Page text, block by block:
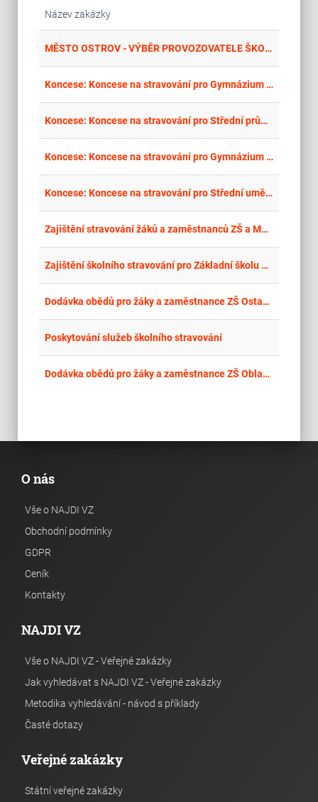
Název zakázky
MĚSTO OSTROV - VÝBĚR PROVOZOVATELE ŠKOLNÍHO STRAVOVÁNÍ
Koncese: Koncese na stravování pro Gymnázium Ostrov, příspěvková organizace
Koncese: Koncese na stravování pro Střední průmyslovou školu Ostrov, příspěvková organizace
Koncese: Koncese na stravování pro Gymnázium Sokolov a Krajské vzdělávací centrum, příspěvková organizace
Koncese: Koncese na stravování pro Střední uměleckoprůmyslovou školu keramickou a sklářskou Karlovy Vary, příspěvková organizace
Zajištění stravování žáků a zaměstnanců ZŠ a MŠ Černošice a zaměstnanců města Černošice
Zajištění školního stravování pro Základní školu a střední školu Karlovy Vary, příspěvková organizace
Dodávka obědů pro žáky a zaměstnance ZŠ Ostašov v Liberci
Poskytování služeb školního stravování
Dodávka obědů pro žáky a zaměstnance ZŠ Oblačná v Liberci
O nás
Vše o NAJDI VZ
Obchodní podmínky
GDPR
Ceník
Kontakty
NAJDI VZ
Vše o NAJDI VZ - Veřejné zakázky
Jak vyhledávat s NAJDI VZ - Veřejné zakázky
Metodika vyhledávání - návod s příklady
Časté dotazy
Veřejné zakázky
Státní veřejné zakázky